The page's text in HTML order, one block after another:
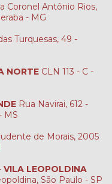
Coronel Antônio Rios,
- MG
Turquesas, 49 -
NORTE CLN 113 - C -
Rua Navirai, 612 -
MS
de Morais, 2005
VILA LEOPOLDINA
São Paulo - SP